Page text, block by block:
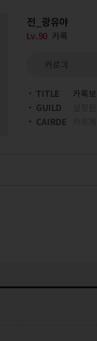
전_광유야
Lv.90 카록
카로긔
TITLE
카록
GUILD
CAIRDE